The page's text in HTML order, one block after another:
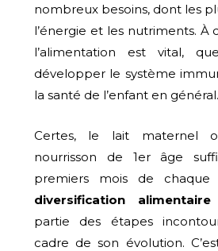
nombreux besoins, dont les
l’énergie et les nutriments. À
l’alimentation est vital,
développer le système
la santé de l’enfant en général.
Certes, le lait maternel
nourrisson de 1er âge
premiers mois de chaque
diversification alimentaire
partie des étapes
cadre de son évolution.